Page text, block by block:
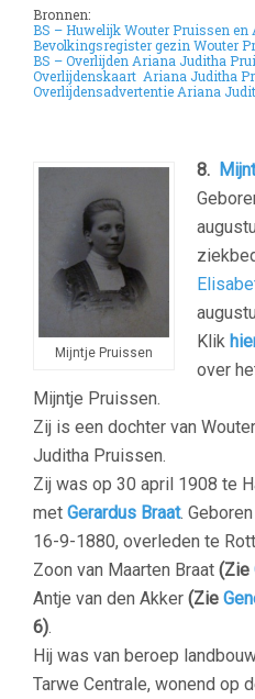
Bronnen:
BS – Huwelijk Wouter Pruissen
Bevolkingsregister gezin Wouter
BS – Overlijden Ariana Juditha
Overlijdenskaart Ariana Juditha
Overlijdensadvertentie Ariana
Mijntje Pruissen
8.
Klik
over
Mijntje Pruissen.
Zij is een dochter van
Juditha Pruissen.
Zij was op 30 april 1908 te
met Gerardus Braat.
16-9-1880, overleden te
Zoon van Maarten Braat (Zie
Antje van den Akker (Zie
6).
Hij was van beroep
Tarwe Centrale, wonend op